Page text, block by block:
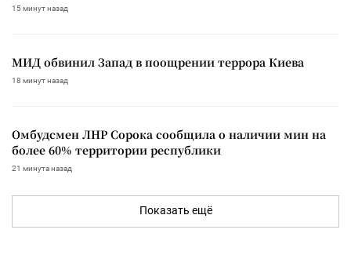
15 минут назад
МИД обвинил Запад в поощрении террора Киева
18 минут назад
Омбудсмен ЛНР Сорока сообщила о наличии мин на
более 60% территории республики
21 минута назад
Показать ещё